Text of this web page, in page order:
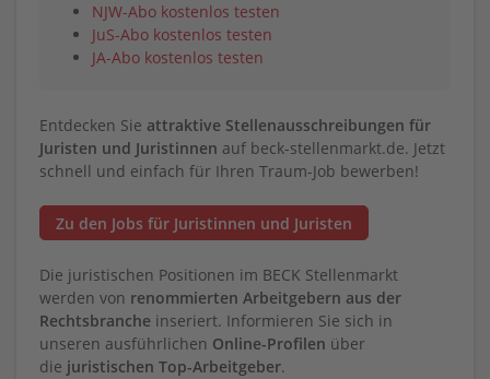
NJW-Abo kostenlos testen
JuS-Abo kostenlos testen
JA-Abo kostenlos testen
Entdecken Sie attraktive Stellenausschreibungen für
Juristen und Juristinnen auf beck-stellenmarkt.de. Jetzt
schnell und einfach für Ihren Traum-Job bewerben!
Zu den Jobs für Juristinnen und Juristen
Die juristischen Positionen im BECK Stellenmarkt
werden von renommierten Arbeitgebern aus der
Rechtsbranche inseriert. Informieren Sie sich in
unseren ausführlichen Online-Profilen über
die juristischen Top-Arbeitgeber.